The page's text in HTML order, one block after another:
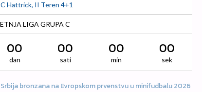
Hattrick, II Teren 4+1
LIGA GRUPA C
00
dan
00
sati
00
min
00
sek
Srbija bronzana na Evropskom prvenstvu u minifudbalu 2026